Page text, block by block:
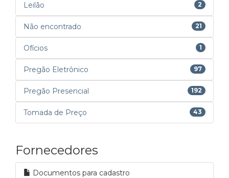
Leilão 2
Não encontrado 21
Ofícios 1
Pregão Eletrônico 97
Pregão Presencial 192
Tomada de Preço 43
Fornecedores
Documentos para cadastro